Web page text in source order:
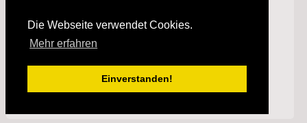
Die Webseite verwendet Cookies.
Mehr erfahren
Einverstanden!
info